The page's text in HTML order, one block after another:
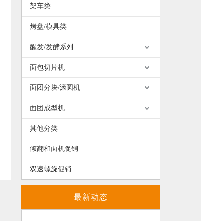
架车类
烤盘/模具类
醒发/发酵系列
面包切片机
面团分块/滚圆机
面团成型机
其他分类
倾翻和面机促销
双速螺旋促销
最新动态
优化烘焙工厂布局：垂直螺旋醒发系统的核心优势
欧美佳如何助力大型烘焙工厂实现卓越自动化
如何使用欧美佳烘焙设备设计现代烘焙工厂？
2026年烘焙自动化能降低多少人工成本？针对工业烘焙的分析
欧美佳螺旋式搅拌机如何提升工业烘焙生产中面团的均匀度与稳定性？